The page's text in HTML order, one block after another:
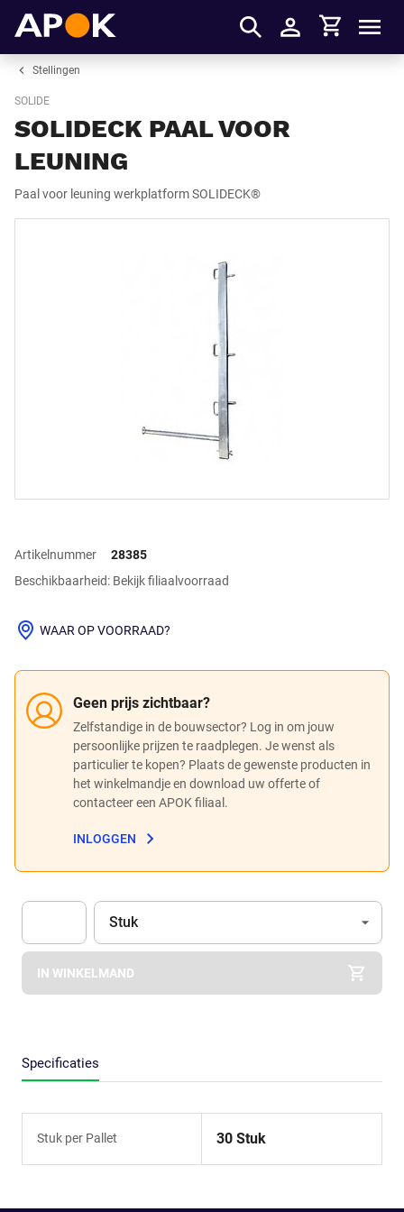
Inloggen
Winkelmandje
Stellingen
SOLIDE
SOLIDECK PAAL VOOR
LEUNING
Paal voor leuning werkplatform SOLIDECK®
Artikelnummer
28385
Beschikbaarheid: Bekijk filiaalvoorraad
Geen prijs zichtbaar?
Zelfstandige in de bouwsector? Log in om jouw
persoonlijke prijzen te raadplegen. Je wenst als
particulier te kopen? Plaats de gewenste producten in
het winkelmandje en download uw offerte of
contacteer een APOK filiaal.
INLOGGEN
WAAR OP VOORRAAD?
Apok.Product.Detail.AddToCart.Quantity (Optioneel)
Eenheid
Stuk
IN WINKELMAND
Specificaties
Stuk per Pallet 30 Stuk